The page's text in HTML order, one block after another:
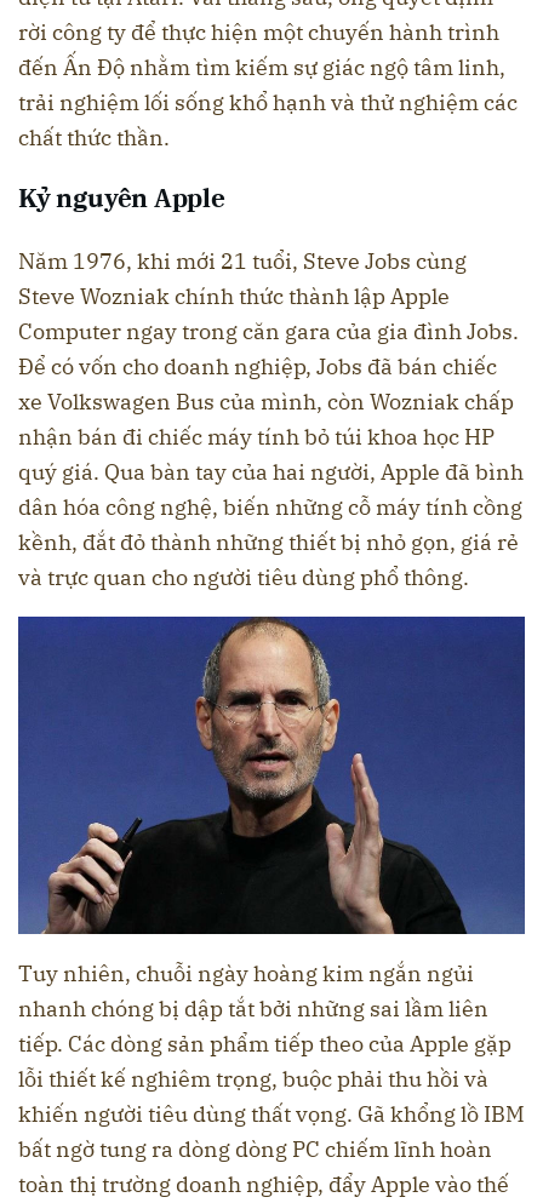
rời công ty để thực hiện một chuyến hành trình
đến Ấn Độ nhằm tìm kiếm sự giác ngộ tâm linh,
trải nghiệm lối sống khổ hạnh và thử nghiệm các
chất thức thần.
Kỷ nguyên Apple
Năm 1976, khi mới 21 tuổi, Steve Jobs cùng
Steve Wozniak chính thức thành lập Apple
Computer ngay trong căn gara của gia đình Jobs.
Để có vốn cho doanh nghiệp, Jobs đã bán chiếc
xe Volkswagen Bus của mình, còn Wozniak chấp
nhận bán đi chiếc máy tính bỏ túi khoa học HP
quý giá. Qua bàn tay của hai người, Apple đã bình
dân hóa công nghệ, biến những cỗ máy tính cồng
kềnh, đắt đỏ thành những thiết bị nhỏ gọn, giá rẻ
và trực quan cho người tiêu dùng phổ thông.
Tuy nhiên, chuỗi ngày hoàng kim ngắn ngủi
nhanh chóng bị dập tắt bởi những sai lầm liên
tiếp. Các dòng sản phẩm tiếp theo của Apple gặp
lỗi thiết kế nghiêm trọng, buộc phải thu hồi và
khiến người tiêu dùng thất vọng. Gã khổng lồ IBM
bất ngờ tung ra dòng dòng PC chiếm lĩnh hoàn
toàn thị trường doanh nghiệp, đẩy Apple vào thế